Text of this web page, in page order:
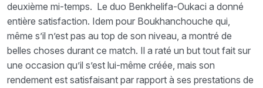
deuxième mi-temps. Le duo Benkhelifa-Oukaci a donné
entière satisfaction. Idem pour Boukhanchouche qui,
même s’il n’est pas au top de son niveau, a montré de
belles choses durant ce match. Il a raté un but tout fait sur
une occasion qu’il s’est lui-même créée, mais son
rendement est satisfaisant par rapport à ses prestations de